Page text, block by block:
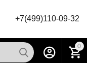
+7(499)110-09-32
0